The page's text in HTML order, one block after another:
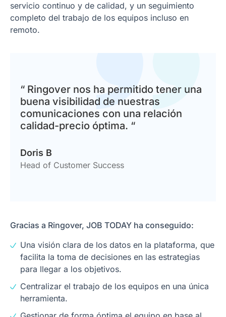
servicio continuo y de calidad, y un seguimiento
completo del trabajo de los equipos incluso en
remoto.
“ Ringover nos ha permitido tener una
buena visibilidad de nuestras
comunicaciones con una relación
calidad-precio óptima. “
Doris B
Head of Customer Success
Gracias a Ringover, JOB TODAY ha conseguido:
Una visión clara de los datos en la plataforma, que
facilita la toma de decisiones en las estrategias
para llegar a los objetivos.
Centralizar el trabajo de los equipos en una única
herramienta.